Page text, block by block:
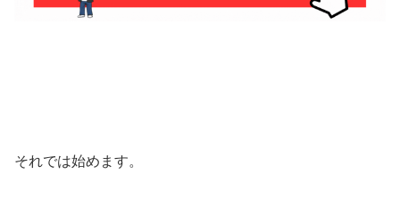
それでは始めます。